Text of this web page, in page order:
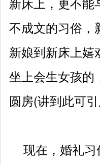
不成文的习俗，
新娘到新床上嬉
坐上会生女孩的
圆房(讲到此可
现在，婚礼习